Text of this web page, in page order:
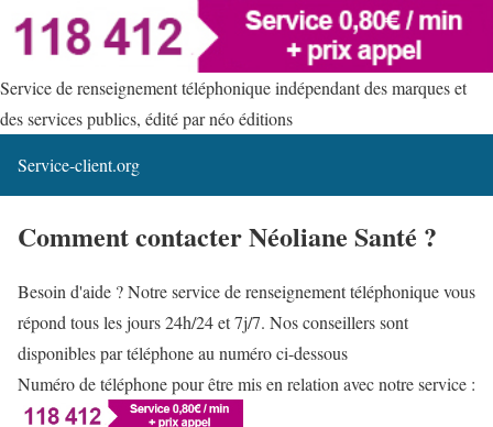
Service de renseignement téléphonique indépendant des marques et
des services publics, édité par néo éditions
Service-client.org
Comment contacter Néoliane Santé ?
Besoin d'aide ? Notre service de renseignement téléphonique vous
répond tous les jours 24h/24 et 7j/7. Nos conseillers sont
disponibles par téléphone au numéro ci-dessous
Numéro de téléphone pour être mis en relation avec notre service :